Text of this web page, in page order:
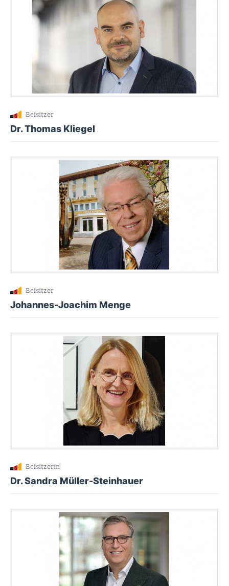
Beisitzer
Dr. Thomas Kliegel
Beisitzer
Johannes-Joachim Menge
Beisitzerin
Dr. Sandra Müller-Steinhauer